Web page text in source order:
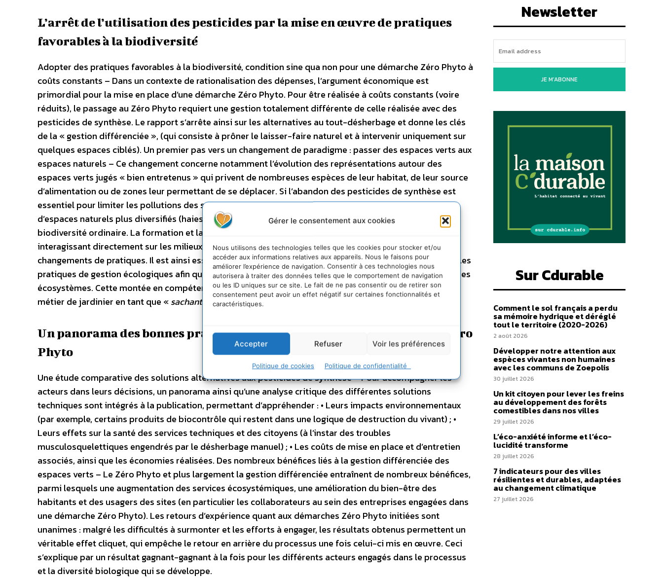
Gérer le consentement aux cookies
Nous utilisons des technologies telles que les cookies pour stocker et/ou
accéder aux informations relatives aux appareils. Nous le faisons pour
améliorer l’expérience de navigation. Consentir à ces technologies nous
autorisera à traiter des données telles que le comportement de navigation
ou les ID uniques sur ce site. Le fait de ne pas consentir ou de retirer son
consentement peut avoir un effet négatif sur certaines fonctionnalités et
caractéristiques.
Accepter Refuser Voir les préférences
Politique de cookies Politique de confidentialité
L’arrêt de l’utilisation des pesticides par la mise en œuvre de pratiques
favorables à la biodiversité
Adopter des pratiques favorables à la biodiversité, condition sine qua non pour une démarche Zéro Phyto à
coûts constants – Dans un contexte de rationalisation des dépenses, l’argument économique est
primordial pour la mise en place d’une démarche Zéro Phyto. Pour être réalisée à coûts constants (voire
réduits), le passage au Zéro Phyto requiert une gestion totalement différente de celle réalisée avec des
pesticides de synthèse. Le rapport s’arrête ainsi sur les alternatives au tout-désherbage et donne les clés
de la « gestion différenciée », (qui consiste à prôner le laisser-faire naturel et à intervenir uniquement sur
quelques espaces ciblés). Un premier pas vers un changement de paradigme : passer des espaces verts aux
espaces naturels – Ce changement concerne notamment l’évolution des représentations autour des
espaces verts jugés « bien entretenus » qui privent de nombreuses espèces de leur habitat, de leur source
d’alimentation ou de zones leur permettant de se déplacer. Si l’abandon des pesticides de synthèse est
essentiel pour limiter les pollutions des sols, de l’air et de l’eau, il doit être concomitant au déploiement
d’espaces naturels plus diversifiés (haies, jachères fleuries, mares, etc.) pour préserver et restaurer la
biodiversité ordinaire. La formation et la valorisation des jardiniers et agents comme enjeu clé – En
interagissant directement sur les milieux naturels, les jardiniers sont les premiers concernés par les
changements de pratiques. Il est ainsi essentiel d’adapter en conséquence leur formation pour y inclure les
pratiques de gestion écologiques afin que leurs missions passent du simple entretien à la préservation des
écosystèmes. Cette montée en compétence reconnue offre l’avantage supplémentaire de valoriser le
métier de jardinier en tant que «sachant» et non «simple exécutant
Un panorama des bonnes pratiques pour mettre en place la démarche Zéro
Phyto
Une étude comparative des solutions alternatives aux pesticides de synthèse – Pour accompagner les
acteurs dans leurs décisions, un panorama ainsi qu’une analyse critique des différentes solutions
techniques sont intégrés à la publication, permettant d’appréhender : • Leurs impacts environnementaux
(par exemple, certains produits de biocontrôle qui restent dans une logique de destruction du vivant) ; •
Leurs effets sur la santé des services techniques et des citoyens (à l’instar des troubles
musculosquelettiques engendrés par le désherbage manuel) ; • Les coûts de mise en place et d’entretien
associés, ainsi que les économies réalisées. Des nombreux bénéfices liés à la gestion différenciée des
espaces verts – Le Zéro Phyto et plus largement la gestion différenciée entraînent de nombreux bénéfices,
parmi lesquels une augmentation des services écosystémiques, une amélioration du bien-être des
habitants et des usagers des sites (en particulier les collaborateurs au sein des entreprises engagées dans
une démarche Zéro Phyto). Les retours d’expérience quant aux démarches Zéro Phyto initiées sont
unanimes : malgré les difficultés à surmonter et les efforts à engager, les résultats obtenus permettent un
véritable effet cliquet, qui empêche le retour en arrière du processus une fois celui-ci mis en œuvre. Ceci
s’explique par un résultat gagnant-gagnant à la fois pour les différents acteurs engagés dans le processus
et la diversité biologique qui se développe.
Newsletter
JE M'ABONNE
Sur Cdurable
Comment le sol français a perdu
sa mémoire hydrique et déréglé
tout le territoire (2020-2026)
2 août 2026
Développer notre attention aux
espèces vivantes non humaines
avec les communs de Zoepolis
30 juillet 2026
Un kit citoyen pour lever les freins
au développement des forêts
comestibles dans nos villes
29 juillet 2026
L’éco-anxiété informe et l’éco-
lucidité transforme
28 juillet 2026
7 indicateurs pour des villes
résilientes et durables, adaptées
au changement climatique
27 juillet 2026